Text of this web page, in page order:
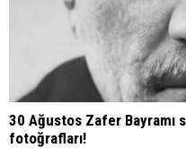
30 Ağustos Zafer Bayramı
fotoğrafları!